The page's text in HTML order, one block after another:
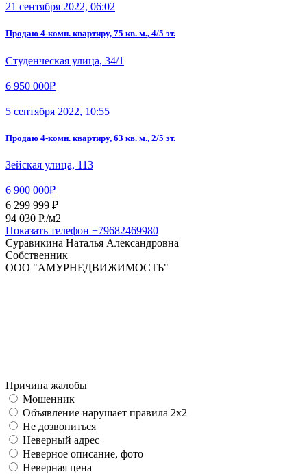
21 сентября 2022, 06:02
Продаю 4-комн. квартиру, 75 кв. м., 4/5 эт.
Студенческая улица, 34/1
6 950 000₽
5 сентября 2022, 10:55
Продаю 4-комн. квартиру, 63 кв. м., 2/5 эт.
Зейская улица, 113
6 900 000₽
6 299 999 ₽
94 030 P./м2
Показать телефон +79682469980
Суравикина Наталья Александровна
Собственник
ООО "АМУРНЕДВИЖИМОСТЬ"
Причина жалобы
Мошенник
Объявление нарушает правила 2x2
Не дозвониться
Неверный адрес
Неверное описание, фото
Неверная цена